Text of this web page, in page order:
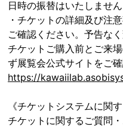
日時の振替はいたしませ
・チケットの詳細及び注
ご確認ください。予告な
チケットご購入前とご来
ず展覧会公式サイトをご確
https://
《チケットシステムに関
チケットに関するご質問